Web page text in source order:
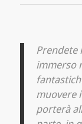
Prendete
immerso
muovere
porterà